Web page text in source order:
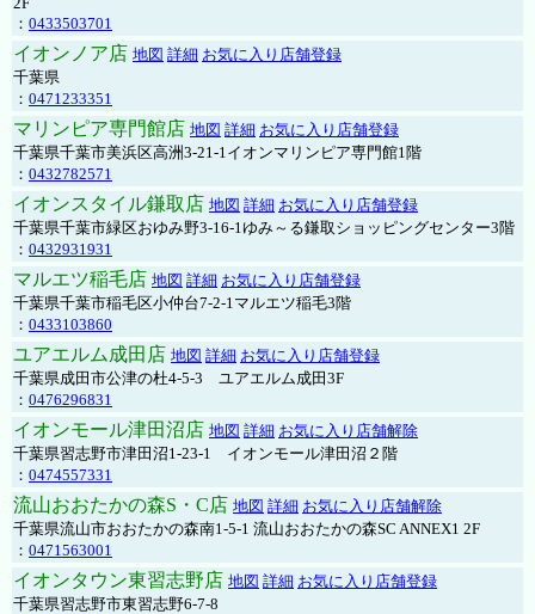
： 0433503701
イオンノア店 地図 詳細 お気に入り店舗登録
千葉県
： 0471233351
マリンピア専門館店 地図 詳細 お気に入り店舗登録
千葉県千葉市美浜区高洲3-21-1イオンマリンピア専門館1階
： 0432782571
イオンスタイル鎌取店 地図 詳細 お気に入り店舗登録
千葉県千葉市緑区おゆみ野3-16-1ゆみ～る鎌取ショッピングセンター3階
： 0432931931
マルエツ稲毛店 地図 詳細 お気に入り店舗登録
千葉県千葉市稲毛区小仲台7-2-1マルエツ稲毛3階
： 0433103860
ユアエルム成田店 地図 詳細 お気に入り店舗登録
千葉県成田市公津の杜4-5-3 ユアエルム成田3F
： 0476296831
イオンモール津田沼店 地図 詳細 お気に入り店舗解除
千葉県習志野市津田沼1-23-1 イオンモール津田沼２階
： 0474557331
流山おおたかの森S・C店 地図 詳細 お気に入り店舗解除
千葉県流山市おおたかの森南1-5-1 流山おおたかの森SC ANNEX1 2F
： 0471563001
イオンタウン東習志野店 地図 詳細 お気に入り店舗登録
千葉県習志野市東習志野6-7-8